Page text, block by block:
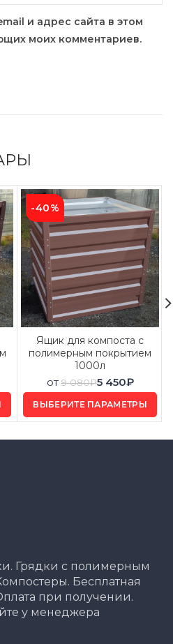
и адрес сайта в этом
моих комментариев.
-40%
Ящик для компоста с
полимерным покрытием
1000л
от 9 080₽5 450₽
ВЫБЕРИТЕ ПАРАМЕТРЫ
Грядки с полимерным
Бесплатная
при получении.
у менеджера